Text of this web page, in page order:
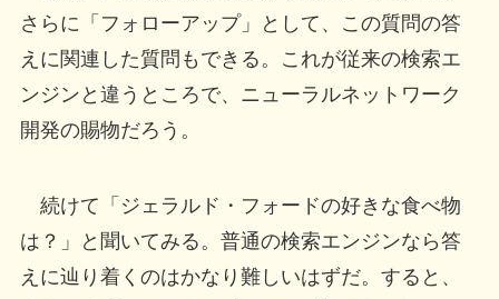
さらに「フォローアップ」として、この質問の答
えに関連した質問もできる。これが従来の検索エ
ンジンと違うところで、ニューラルネットワーク
開発の賜物だろう。
続けて「ジェラルド・フォードの好きな食べ物
は？」と聞いてみる。普通の検索エンジンなら答
えに辿り着くのはかなり難しいはずだ。すると、